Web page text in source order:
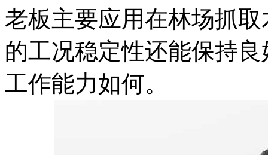
老板主要应用在林场抓
的工况稳定性还能保持
工作能力如何。